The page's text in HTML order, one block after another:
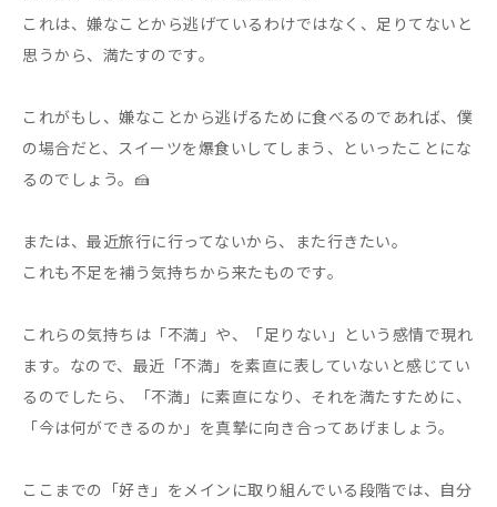
これは、嫌なことから逃げているわけではなく、足りてないと
思うから、満たすのです。
これがもし、嫌なことから逃げるために食べるのであれば、僕
の場合だと、スイーツを爆食いしてしまう、といったことにな
るのでしょう。🍰
または、最近旅行に行ってないから、また行きたい。
これも不足を補う気持ちから来たものです。
これらの気持ちは「不満」や、「足りない」という感情で現れ
ます。なので、最近「不満」を素直に表していないと感じてい
るのでしたら、「不満」に素直になり、それを満たすために、
「今は何ができるのか」を真摯に向き合ってあげましょう。
ここまでの「好き」をメインに取り組んでいる段階では、自分